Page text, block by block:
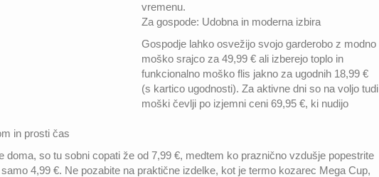
vremenu.
Za gospode: Udobna in moderna izbira
Gospodje lahko osvežijo svojo garderobo z modno
moško srajco za 49,99 € ali izberejo toplo in
funkcionalno moško flis jakno za ugodnih 18,99 €
(s kartico ugodnosti). Za aktivne dni so na voljo tudi
moški čevlji po izjemni ceni 69,95 €, ki nudijo
in prosti čas
doma, so tu sobni copati že od 7,99 €, medtem ko praznično vzdušje popestrite
4,99 €. Ne pozabite na praktične izdelke, kot je termo kozarec Mega Cup,